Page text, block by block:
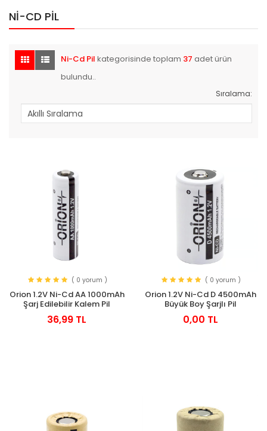
NI-CD PIL
Ni-Cd Pil kategorisinde toplam 37 adet ürün
bulundu..
Sıralama:
( 0 yorum )
Orion 1.2V Ni-Cd AA 1000mAh
Şarj Edilebilir Kalem Pil
36,99 TL
( 0 yorum )
Orion 1.2V Ni-Cd D 4500mAh
Büyük Boy Şarjlı Pil
0,00 TL